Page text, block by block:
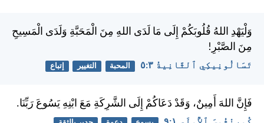
وَلْيَهْدِ اللهُ قُلُوبَكُمْ إِلَى مَا لَدَى اللهِ مِنَ الْمَحَبَّةِ وَلَدَى الْمَسِيحِ
مِنَ الصَّبْرِ!
تَسَالُونِيكِي ٱلثَّانِيةُ ٣:‏٥ المحبة التغيير إتباع
فَإِنَّ اللهَ أَمِينٌ، وَقَدْ دَعَاكُمْ إِلَى الشَّرِكَةِ مَعَ ابْنِهِ يَسُوعَ رَبِّنَا.